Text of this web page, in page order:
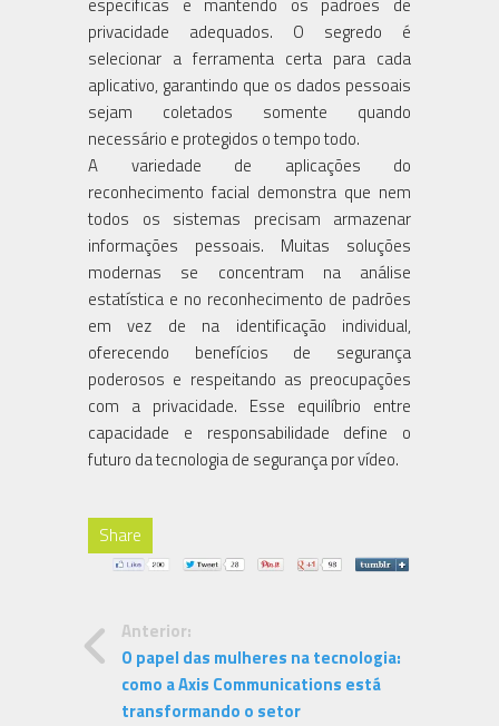
privacidade adequados. O segredo é
selecionar a ferramenta certa para cada
aplicativo, garantindo que os dados pessoais
sejam coletados somente quando
necessário e protegidos o tempo todo.
A variedade de aplicações do
reconhecimento facial demonstra que nem
todos os sistemas precisam armazenar
informações pessoais. Muitas soluções
modernas se concentram na análise
estatística e no reconhecimento de padrões
em vez de na identificação individual,
oferecendo benefícios de segurança
poderosos e respeitando as preocupações
com a privacidade. Esse equilíbrio entre
capacidade e responsabilidade define o
futuro da tecnologia de segurança por vídeo.
Share
Anterior:
O papel das mulheres na tecnologia:
como a Axis Communications está
transformando o setor